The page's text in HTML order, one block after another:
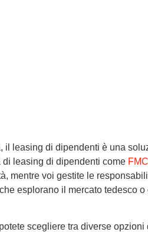
leasing di dipendenti è una
leasing di dipendenti come
mentre voi gestite le
esplorano il mercato tedesco
scegliere tra diverse